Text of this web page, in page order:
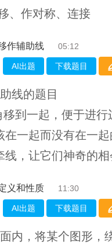
、作对称、连接
作辅助线 05:12
AI出题 下载题目
线的题目
到一起，便于进行
一起而没有在一
线，让它们神奇的
义和性质 11:30
AI出题 下载题目
内，将某个图形，